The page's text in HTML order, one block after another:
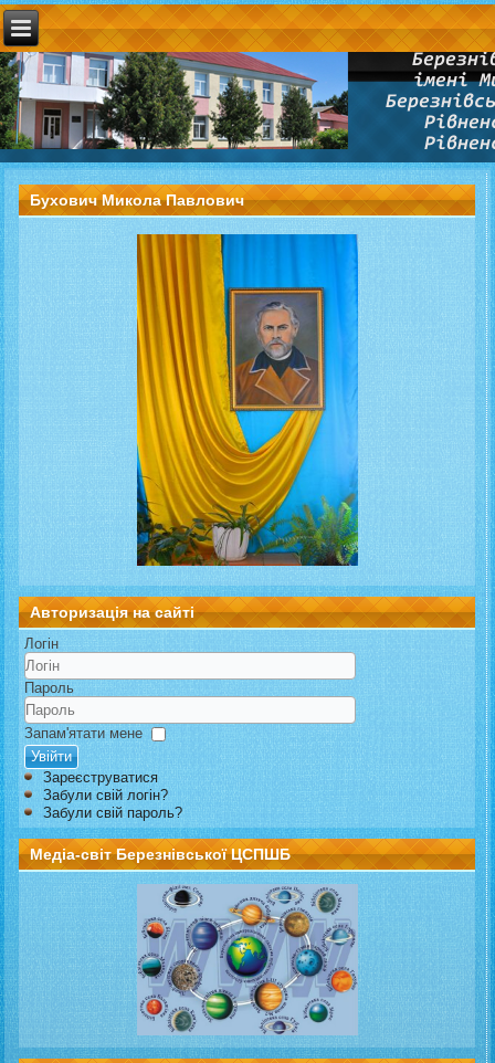
Бухович Микола Павлович
Авторизація на сайті
Логін
Пароль
Запам'ятати мене
Увійти
Зареєструватися
Забули свій логін?
Забули свій пароль?
Медіа-світ Березнівської ЦСПШБ